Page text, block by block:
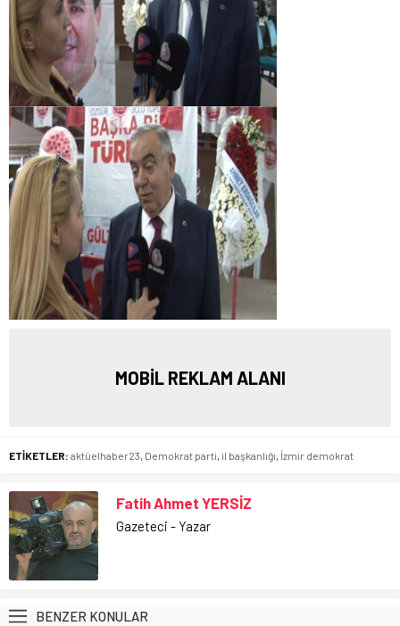
MOBİL REKLAM ALANI
ETİKETLER: aktüelhaber23, Demokrat parti, il başkanlığı, İzmir demokrat
Fatih Ahmet YERSİZ
Gazeteci - Yazar
BENZER KONULAR